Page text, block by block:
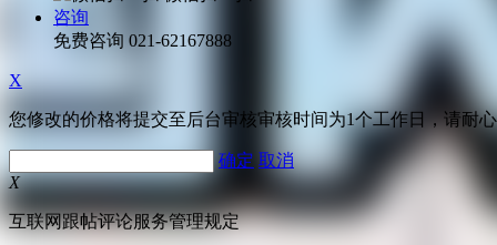
咨询
免费咨询 021-62167888
X
您修改的价格将提交至后台审核审核时间为1个工作日，请耐
确定 取消
X
互联网跟帖评论服务管理规定